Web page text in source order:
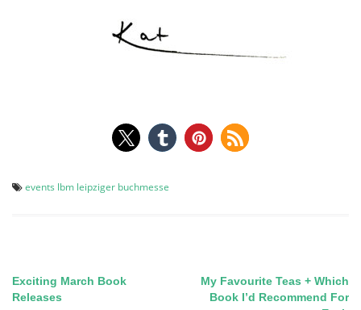
events lbm leipziger buchmesse
Post
Exciting March Book
Releases
My Favourite Teas + Which
Book I’d Recommend For